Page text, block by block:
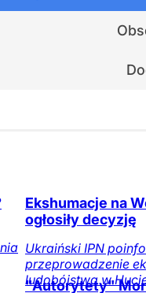
Ekshumacje na
ogłosiły decyzję
Ukraiński IPN
przeprowadzenie
ludobójstwa w
"Autorytety"